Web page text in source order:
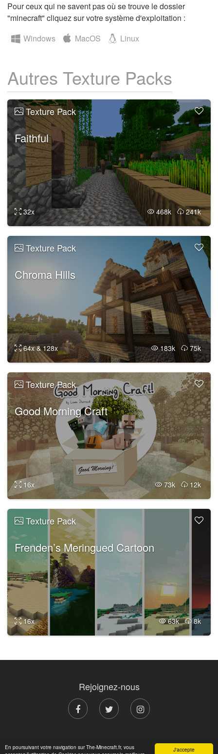
J'accepte
En poursuivant votre navigation sur The-Minecraft.fr, vous
Pour ceux qui ne savent pas où se trouve le dossier
"minecraft" cliquez sur votre système d'exploitation :
Windows
MacOS Linux
Autres Texture Packs
Texture Pack
Faithful
32x 468k 241k
Texture Pack
Chroma Hills
64x & 128x 183k 75k
Texture Pack
Good Morning Craft
16x 73k 12k
Texture Pack
Frenden’s Meringued Cartoon
16x 63k 8k
Rejoignez-nous
des Minecraftiens.Nos mentions légales